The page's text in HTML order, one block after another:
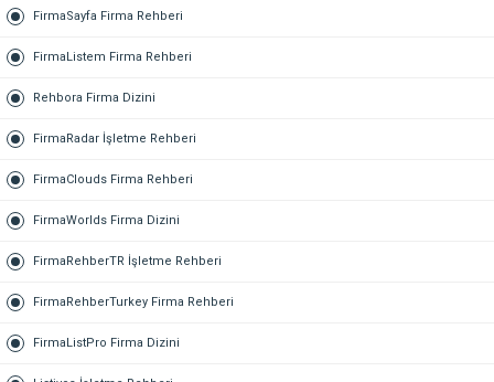
FirmaSayfa Firma Rehberi
FirmaListem Firma Rehberi
Rehbora Firma Dizini
FirmaRadar İşletme Rehberi
FirmaClouds Firma Rehberi
FirmaWorlds Firma Dizini
FirmaRehberTR İşletme Rehberi
FirmaRehberTurkey Firma Rehberi
FirmaListPro Firma Dizini